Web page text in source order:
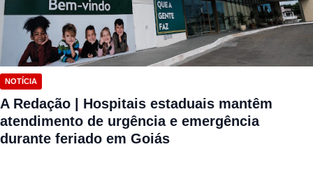
NOTÍCIA
A Redação | Hospitais estaduais mantêm
atendimento de urgência e emergência
durante feriado em Goiás